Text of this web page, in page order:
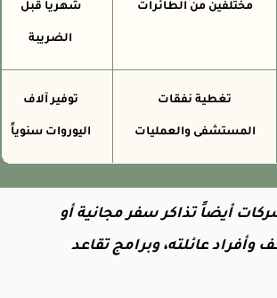
مختلفين من الطائرات شهرياً قبل
الضريبة
تغطية نفقات
المستشفى والعمليات
توفير آلاف
اليوروات سنوياً
أيضاً تذاكر سفر مجانية أو
عائلته، وبرامج تقاعد